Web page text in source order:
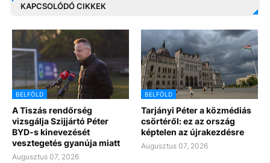
KAPCSOLÓDÓ CIKKEK
BELFÖLD
A Tiszás rendőrség
vizsgálja Szijjártó Péter
BYD-s kinevezését
vesztegetés gyanúja miatt
Augusztus 07, 2026
BELFÖLD
Tarjányi Péter a közmédiás
csörtéről: ez az ország
képtelen az újrakezdésre
Augusztus 07, 2026